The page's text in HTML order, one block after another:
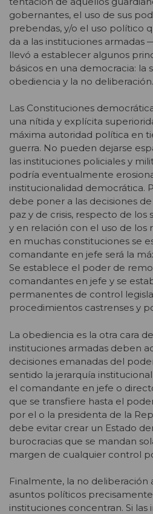
gobernantes, el uso de sus
prebendas, y/o el uso político
da a las instituciones armadas
llevó a establecer algunos
básicos en una democracia: la
obediencia y la no deliberación.
Las Constituciones
una nítida y explícita
máxima autoridad política en
guerra. No pueden dejarse
las instituciones policiales y
podría eventualmente
institucionalidad democrática.
debe poner a las decisiones
paz y de crisis, respecto de los
y en relación con el uso de los
en muchas constituciones se
comandante en jefe será la
Se establece el poder de
comandantes en jefe y se
permanentes de control
procedimientos castrenses y
La obediencia es la otra cara
instituciones armadas deben
decisiones emanadas del
sentido la jerarquía
el comandante en jefe o
que se transfiere hasta el
por el o la presidenta de la
debe evitar crear un Estado
burocracias que se mandan
margen de cualquier control
Finalmente, la no deliberación
asuntos políticos
instituciones concentran. Si las